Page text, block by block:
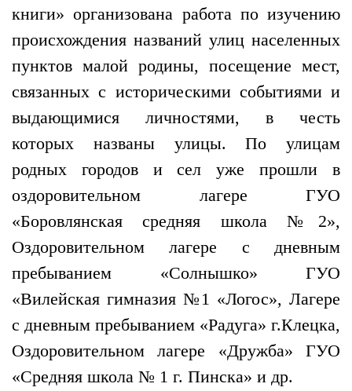
книги» организована работа по изучению
происхождения названий улиц населенных
пунктов малой родины, посещение мест,
связанных с историческими событиями и
выдающимися личностями, в честь
которых названы улицы. По улицам
родных городов и сел уже прошли в
оздоровительном лагере ГУО
«Боровлянская средняя школа №2»,
Оздоровительном лагере с дневным
пребыванием «Солнышко» ГУО
«Вилейская гимназия №1 «Логос», Лагере
с дневным пребыванием «Радуга» г.Клецка,
Оздоровительном лагере «Дружба» ГУО
«Средняя школа № 1 г. Пинска» и др.